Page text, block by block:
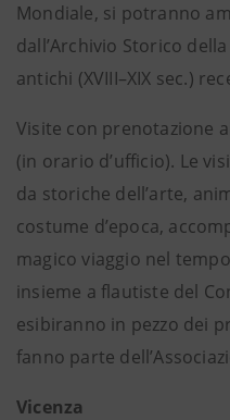
Mondiale, si potranno
dall’Archivio Storico
antichi (XVIII–XIX sec.)
Visite con prenotazione
(in orario d’ufficio). Le
da storiche dell’arte,
costume d’epoca,
magico viaggio nel
insieme a flautiste del
esibiranno in pezzo dei
fanno parte
Vicenza